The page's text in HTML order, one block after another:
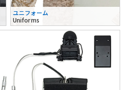
ユニフォーム
Uniforms